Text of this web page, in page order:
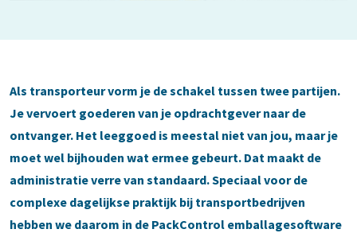
Als transporteur vorm je de schakel tussen twee partijen.
Je vervoert goederen van je opdrachtgever naar de
ontvanger. Het leeggoed is meestal niet van jou, maar je
moet wel bijhouden wat ermee gebeurt. Dat maakt de
administratie verre van standaard. Speciaal voor de
complexe dagelijkse praktijk bij transportbedrijven
hebben we daarom in de PackControl emballagesoftware